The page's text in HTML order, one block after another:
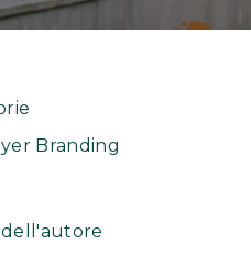
Branding
dell'autore